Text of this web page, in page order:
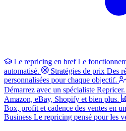
Le repricing en bref Le
automatisé.
Stratégies de prix Des
personnalisées pour chaque objectif.
Démarrez avec un spécialiste Repricer.
Amazon, eBay, Shopify et bien plus.
Box, profit et cadence des ventes en
Business Le repricing pensé pour les